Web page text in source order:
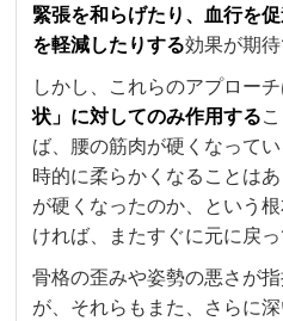
緊張を和らげたり、血行を
を軽減したりする効果が期待
しかし、これらのアプロー
状」に対してのみ作用する
ば、腰の筋肉が硬くなって
時的に柔らかくなることは
が硬くなったのか、という
ければ、またすぐに元に戻っ
骨格の歪みや姿勢の悪さが
が、それらもまた、さらに